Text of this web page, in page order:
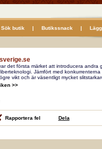
Sök butik | Butikssnack |
det första märket att introducera andra
Jämfört med konkurrenterna
vikt och är väsentligt mycket
>>
Rapportera fel Dela